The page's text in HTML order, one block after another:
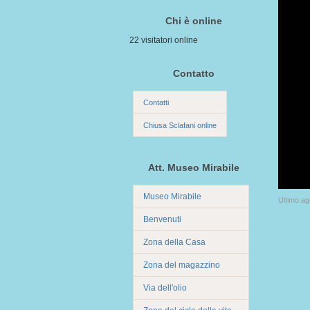
Chi è online
22 visitatori online
Contatto
Contatti
Chiusa Sclafani online
Att. Museo Mirabile
Museo Mirabile
Benvenuti
Zona della Casa
Zona del magazzino
Via dell'olio
Ultimo